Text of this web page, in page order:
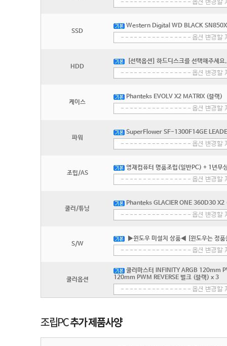
SSD
Western Digital WD BLACK
HDD
[선택옵션] 하드디스크를 선택해주세요.
케이스
Phanteks EVOLV X2 MATRIX (블랙)
파워
SuperFlower SF-1300F14GE
조립/AS
영재컴퓨터 명품조립(일반PC) + 1년무
쿨러/튜닝
Phanteks GLACIER ONE 360D30 X2
S/W
▶윈도우 미설치 상품◀ [윈도우는 정
쿨러옵션
쿨러마스터 INFINITY ARGB 120mm
120mm PWM REVERSE 벌크 (블랙) x 3